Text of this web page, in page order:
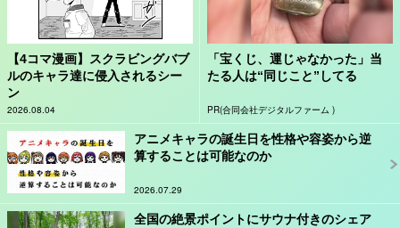
【4コマ漫画】スクラビングバブ
ルのキャラ達に侵入されるシー
ン
2026.08.04
「宝くじ、運じゃなかった」当
たる人は“同じこと”してる
PR(合同会社デジタルファーム )
アニメキャラの誕生日を性格や容姿から逆
算することは可能なのか
2026.07.29
全国の絶景ポイントにサウナ付きのシェア